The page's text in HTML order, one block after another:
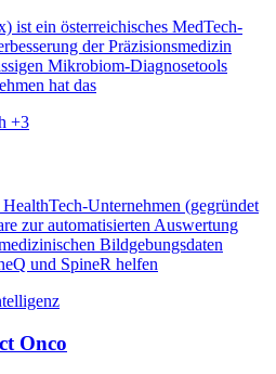
ist ein österreichisches MedTech-
der Präzisionsmedizin
Mikrobiom-Diagnosetools
hat das
+3
Unternehmen (gegründet
zur automatisierten Auswertung
Bildgebungsdaten
und SpineR helfen
Onco